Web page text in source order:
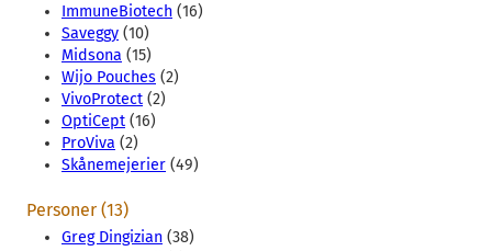
ImmuneBiotech (16)
Saveggy (10)
Midsona (15)
Wijo Pouches (2)
VivoProtect (2)
OptiCept (16)
ProViva (2)
Skånemejerier (49)
Personer (13)
Greg Dingizian (38)